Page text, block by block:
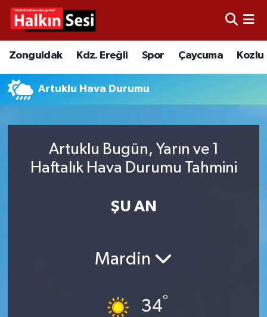
Zonguldak Kdz. Ereğli Spor Çaycuma Kozlu
Artuklu Hava Durumu
Artuklu Bugün, Yarın ve 1
Haftalık Hava Durumu Tahmini
ŞU AN
Mardin
34°
Video
Yazarlar
Çaycuma
KDZ. Ereğli
Alaplı
Merkez Hava Durumu
Merkez Trafik Yoğunluk Haritası
Tüm Manşetler